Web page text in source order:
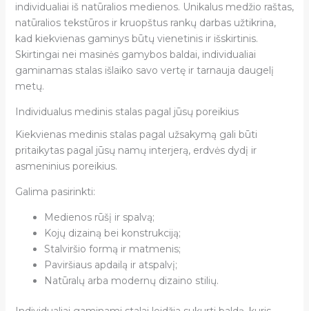
individualiai iš natūralios medienos. Unikalus medžio raštas,
natūralios tekstūros ir kruopštus rankų darbas užtikrina,
kad kiekvienas gaminys būtų vienetinis ir išskirtinis.
Skirtingai nei masinės gamybos baldai, individualiai
gaminamas stalas išlaiko savo vertę ir tarnauja daugelį
metų.
Individualus medinis stalas pagal jūsų poreikius
Kiekvienas medinis stalas pagal užsakymą gali būti
pritaikytas pagal jūsų namų interjerą, erdvės dydį ir
asmeninius poreikius.
Galima pasirinkti:
Medienos rūšį ir spalvą;
Kojų dizainą bei konstrukciją;
Stalviršio formą ir matmenis;
Paviršiaus apdailą ir atspalvį;
Natūralų arba modernų dizaino stilių.